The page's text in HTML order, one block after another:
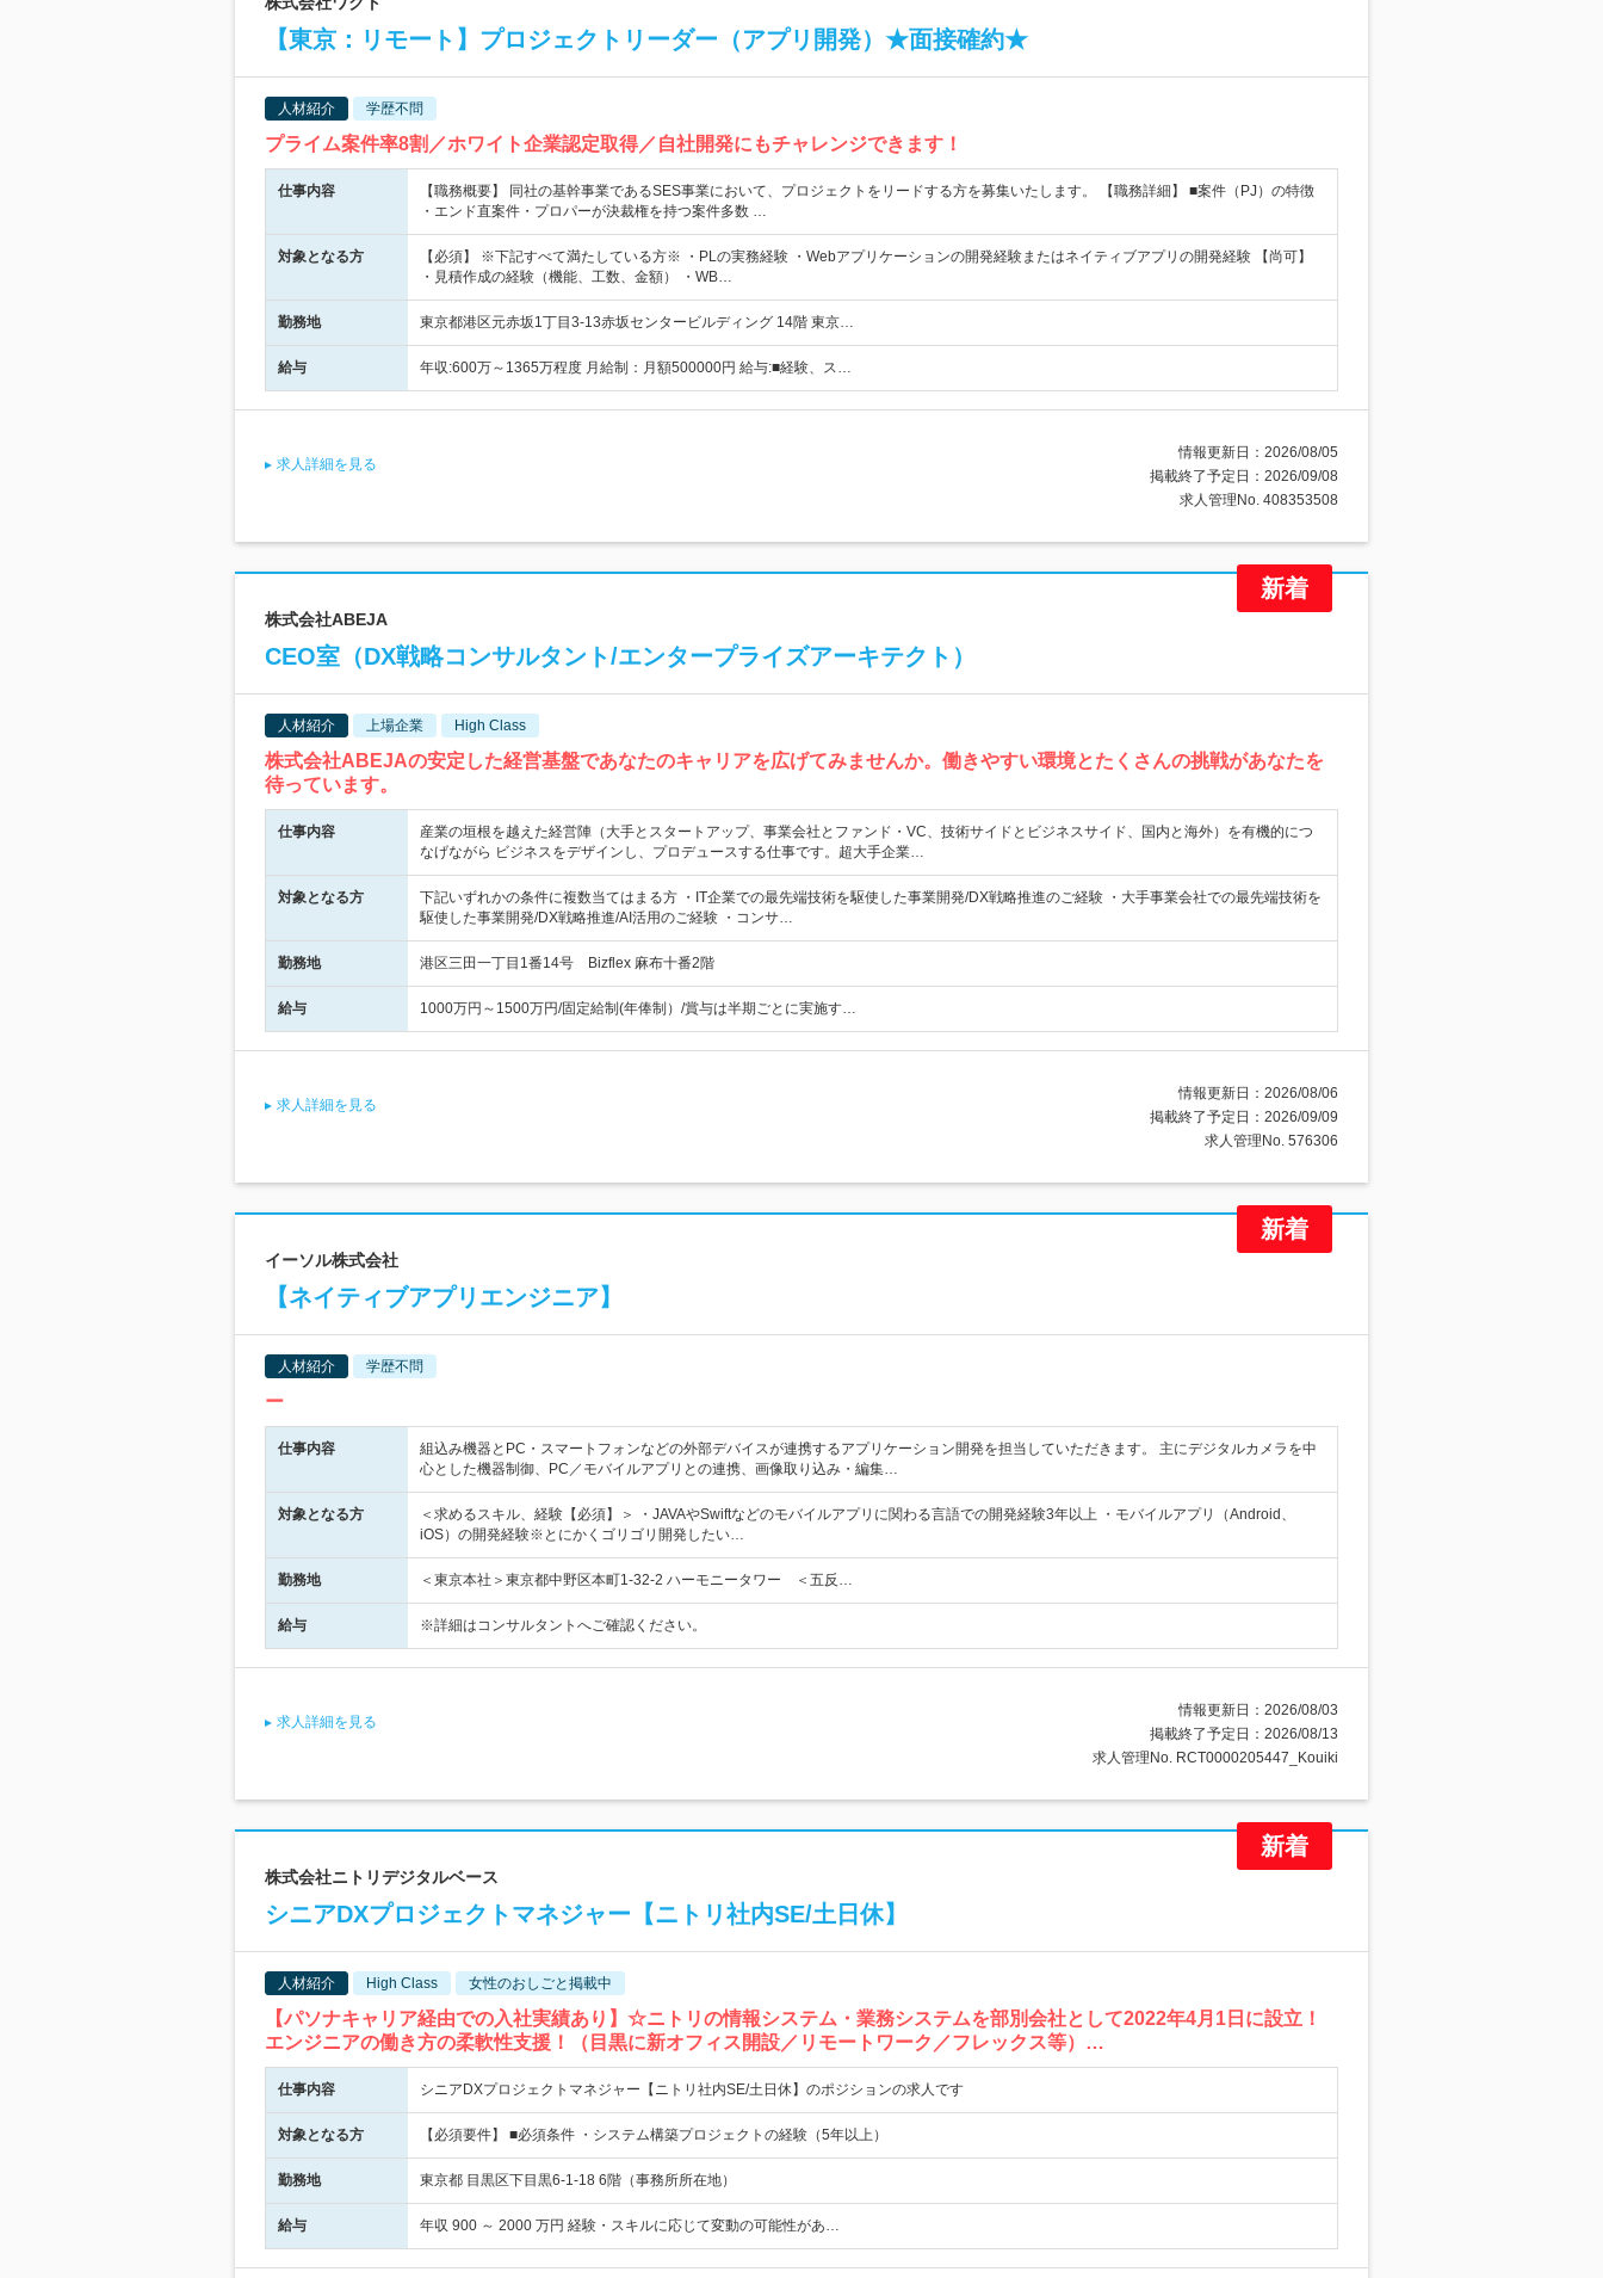
【東京：リモート】プロジェクトリーダー（アプリ開発）★面接確約★
人材紹介 学歴不問
プライム案件率8割／ホワイト企業認定取得／自社開発にもチャレンジできます！
仕事内容
【職務概要】 同社の基幹事業であるSES事業において、プロジェクトをリードする方を募集いたします。 【職務詳細】 ■案件（PJ）の特徴
・エンド直案件・プロパーが決裁権を持つ案件多数 …
対象となる方
【必須】 ※下記すべて満たしている方※ ・PLの実務経験 ・Webアプリケーションの開発経験またはネイティブアプリの開発経験 【尚可】
・見積作成の経験（機能、工数、金額） ・WB…
勤務地 東京都港区元赤坂1丁目3-13赤坂センタービルディング 14階 東京…
給与 年収:600万～1365万程度 月給制：月額500000円 給与:■経験、ス…
求人詳細を見る
情報更新日：2026/08/05
掲載終了予定日：2026/09/08
求人管理No. 408353508
株式会社ABEJA
CEO室（DX戦略コンサルタント/エンタープライズアーキテクト）
人材紹介 上場企業 High Class
株式会社ABEJAの安定した経営基盤であなたのキャリアを広げてみませんか。働きやすい環境とたくさんの挑戦があなたを
待っています。
仕事内容
産業の垣根を越えた経営陣（大手とスタートアップ、事業会社とファンド・VC、技術サイドとビジネスサイド、国内と海外）を有機的につ
なげながら ビジネスをデザインし、プロデュースする仕事です。超大手企業…
対象となる方
下記いずれかの条件に複数当てはまる方 ・IT企業での最先端技術を駆使した事業開発/DX戦略推進のご経験 ・大手事業会社での最先端技術を
駆使した事業開発/DX戦略推進/AI活用のご経験 ・コンサ…
勤務地 港区三田一丁目1番14号 Bizflex 麻布十番2階
給与 1000万円～1500万円/固定給制(年俸制）/賞与は半期ごとに実施す…
求人詳細を見る
情報更新日：2026/08/06
掲載終了予定日：2026/09/09
求人管理No. 576306
イーソル株式会社
【ネイティブアプリエンジニア】
人材紹介 学歴不問
ー
仕事内容
組込み機器とPC・スマートフォンなどの外部デバイスが連携するアプリケーション開発を担当していただきます。 主にデジタルカメラを中
心とした機器制御、PC／モバイルアプリとの連携、画像取り込み・編集…
対象となる方
＜求めるスキル、経験【必須】＞ ・JAVAやSwiftなどのモバイルアプリに関わる言語での開発経験3年以上 ・モバイルアプリ（Android、
iOS）の開発経験※とにかくゴリゴリ開発したい…
勤務地 ＜東京本社＞東京都中野区本町1-32-2 ハーモニータワー ＜五反…
給与 ※詳細はコンサルタントへご確認ください。
求人詳細を見る
情報更新日：2026/08/03
掲載終了予定日：2026/08/13
求人管理No. RCT0000205447_Kouiki
株式会社ニトリデジタルベース
シニアDXプロジェクトマネジャー【ニトリ社内SE/土日休】
人材紹介 High Class 女性のおしごと掲載中
【パソナキャリア経由での入社実績あり】☆ニトリの情報システム・業務システムを部別会社として2022年4月1日に設立！
エンジニアの働き方の柔軟性支援！（目黒に新オフィス開設／リモートワーク／フレックス等）…
仕事内容 シニアDXプロジェクトマネジャー【ニトリ社内SE/土日休】のポジションの求人です
対象となる方 【必須要件】 ■必須条件 ・システム構築プロジェクトの経験（5年以上）
勤務地 東京都 目黒区下目黒6-1-18 6階（事務所所在地）
給与 年収 900 ～ 2000 万円 経験・スキルに応じて変動の可能性があ…